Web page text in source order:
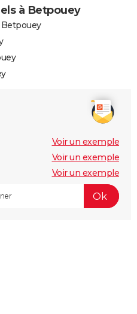
à Betpouey
Voir un exemple
Voir un exemple
Voir un exemple